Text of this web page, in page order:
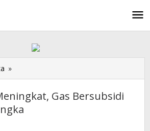
»
Meningkat,
Bersubsidi
di
Gas Bersubsidi